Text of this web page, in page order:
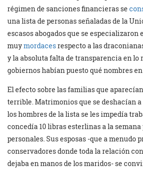
régimen de sanciones financieras se
una lista de personas señaladas de la
escasos abogados que se especializaron
muymordacesrespecto a las
y la absoluta falta de transparencia en lo
gobiernos habían puesto qué nombres en
El efecto sobre las familias que
terrible. Matrimonios que se deshacían a
los hombres de la lista se les impedía
concedía 10 libras esterlinas a la semana
personales. Sus esposas -que a menudo
conservadores donde toda la relación
dejaba en manos de los maridos- se